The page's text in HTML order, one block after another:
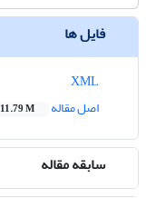
فایل ها
اصل مقاله
11.79 M
سابقه مقاله